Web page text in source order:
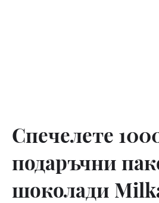
Спечелете
подаръчни
шоколади